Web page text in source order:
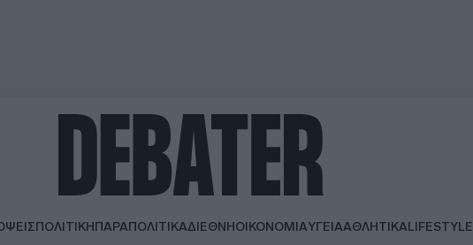
ΠΟΛΙΤΙΚΗΠΑΡΑΠΟΛΙΤΙΚΑΔΙΕΘΝΗΟΙΚΟΝΟΜΙΑΥΓΕΙΑΑΘΛΗΤΙΚΑLIFESTYLE